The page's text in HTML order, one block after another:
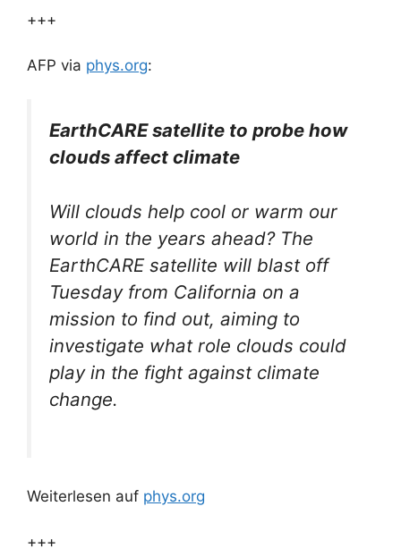
+++
AFP via phys.org:
EarthCARE satellite to probe how
clouds affect climate
Will clouds help cool or warm our
world in the years ahead? The
EarthCARE satellite will blast off
Tuesday from California on a
mission to find out, aiming to
investigate what role clouds could
play in the fight against climate
change.
Weiterlesen auf phys.org
+++